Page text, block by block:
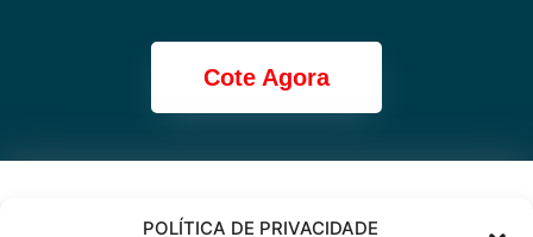
POLÍTICA DE PRIVACIDADE
Cote Agora
Cote online ou